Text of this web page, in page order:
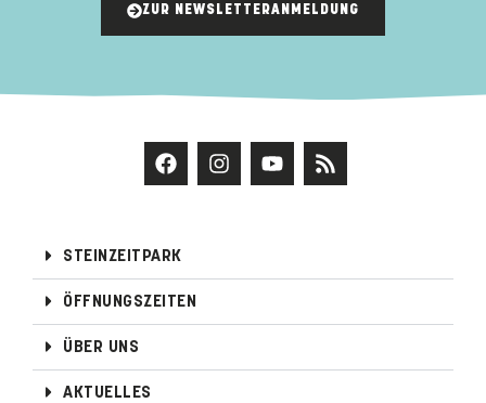
ZUR NEWSLETTERANMELDUNG
STEINZEITPARK
ÖFFNUNGSZEITEN
ÜBER UNS
AKTUELLES